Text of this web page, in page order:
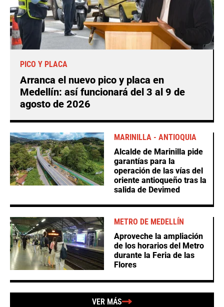
PICO Y PLACA
Arranca el nuevo pico y placa en
Medellín: así funcionará del 3 al 9 de
agosto de 2026
MARINILLA - ANTIOQUIA
Alcalde de Marinilla pide
garantías para la
operación de las vías del
oriente antioqueño tras la
salida de Devimed
METRO DE MEDELLÍN
Aproveche la ampliación
de los horarios del Metro
durante la Feria de las
Flores
VER MÁS